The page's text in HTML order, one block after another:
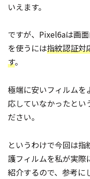
いえます。
ですが、Pixel6aは画
を使うには指紋認証対
す。
極端に安いフィルムを
応していなかったとい
ださい。
というわけで今回は
護フィルムを私が実際
紹介するので、参考に